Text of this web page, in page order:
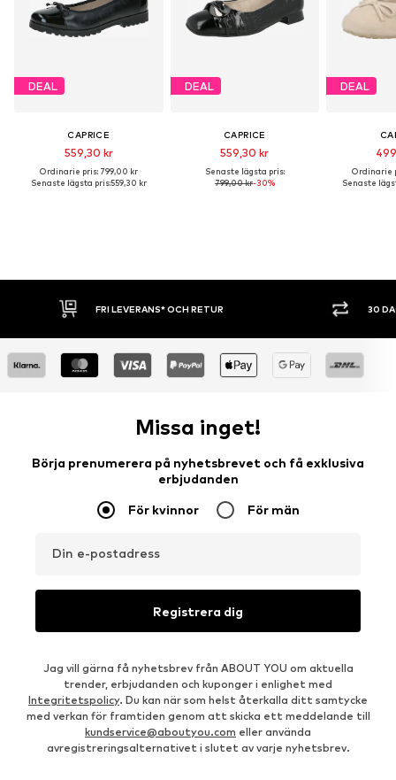
DEAL
CAPRICE
559,30 kr
Ordinarie pris: 799,00 kr
Senaste lägsta pris:559,30 kr
DEAL
CAPRICE
559,30 kr
Senaste lägsta pris:
799,00 kr-30%
DEAL
Ordinarie
Senaste
FRI LEVERANS* OCH RETUR 30 DAGARS
Missa inget!
Börja prenumerera på nyhetsbrevet och få exklusiva
erbjudanden
För kvinnor För män
Din e-postadress
Registrera dig
Jag vill gärna få nyhetsbrev från ABOUT YOU om aktuella
trender, erbjudanden och kuponger i enlighet med
Integritetspolicy. Du kan när som helst återkalla ditt samtycke
med verkan för framtiden genom att skicka ett meddelande till
kundservice@aboutyou.com eller använda
avregistreringsalternativet i slutet av varje nyhetsbrev.